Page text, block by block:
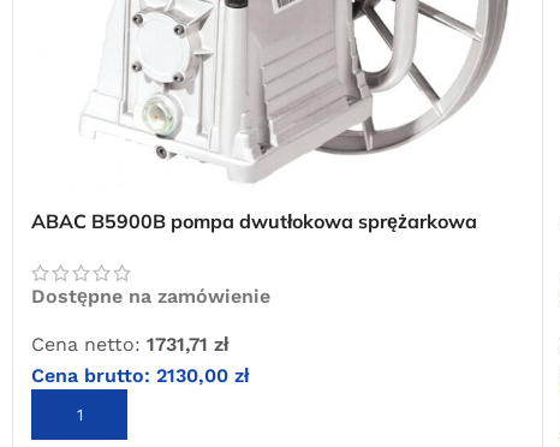
ABAC B5900B pompa dwutłokowa sprężarkowa
Dostępne na zamówienie
Cena netto: 1731,71 zł
Cena brutto: 2130,00 zł
DODAJ DO KOSZYKA